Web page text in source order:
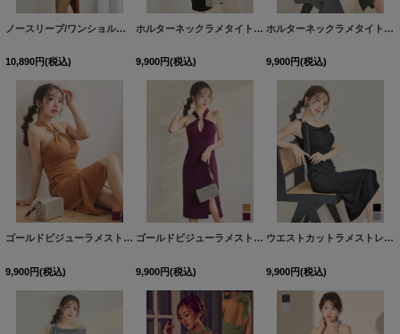
ノースリーブ/ワンショルダー/ラメ/無地/タイト/スリット/ミディアムドレス/キャバドレス【XS-Mサイズ/2カラー】[OF03]【YN】dzwvFV
10,890円(税込)
ホルターネックラメタイトミディアムドレス/キャバドレス【S-Lサイズ/2カラー】[OF03]【YN】dzwvFV
9,900円(税込)
ホルターネックラメタイトミディアムドレス/キャバドレス【S-Lサイズ/2カラー】[OF03]【YN】dzwvFV
9,900円(税込)
ゴールドビジューラメストレッチミディアムドレス/キャバドレス【S-Lサイズ/2カラー】[OF03]【YN】dzwvFV
9,900円(税込)
ゴールドビジューラメストレッチミディアムドレス/キャバドレス【S-Lサイズ/2カラー】[OF03]【YN】dzwvFV
9,900円(税込)
ウエストカットラメストレッチミディアムドレス/キャバドレス【S-Lサイズ/2カラー】[OF03]【YN】dzwvFV
9,900円(税込)